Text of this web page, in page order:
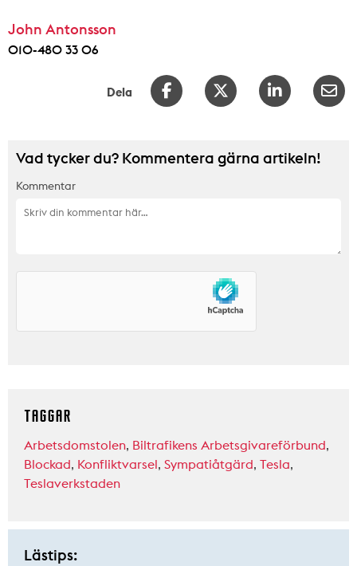
John Antonsson
010-480 33 06
Dela
Vad tycker du? Kommentera gärna artikeln!
Kommentar
TAGGAR
Arbetsdomstolen, Biltrafikens Arbetsgivareförbund,
Blockad, Konfliktvarsel, Sympatiåtgärd, Tesla,
Teslaverkstaden
Lästips: